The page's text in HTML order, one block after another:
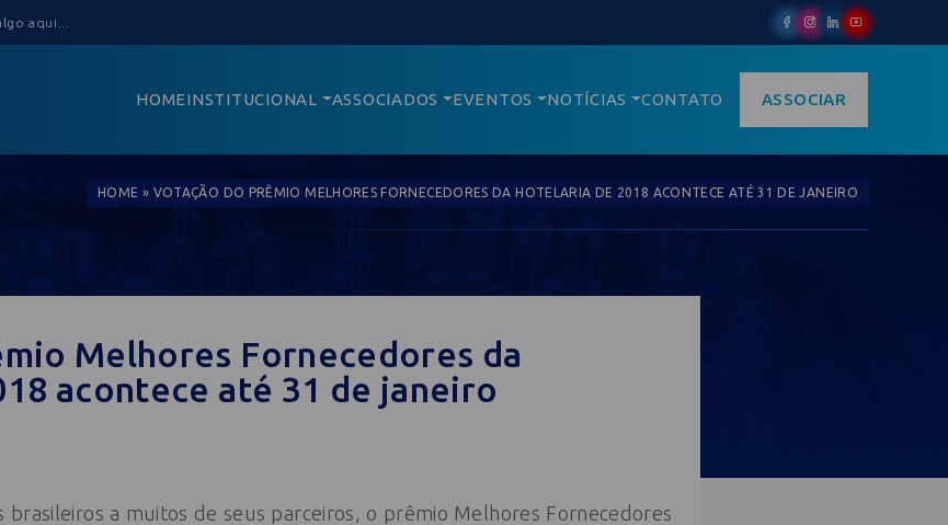
HOMEINSTITUCIONAL ASSOCIADOS EVENTOS NOTÍCIAS CONTATO ASSOCIAR
HOME » VOTAÇÃO DO PRÊMIO MELHORES FORNECEDORES DA HOTELARIA DE 2018 ACONTECE ATÉ 31 DE JANEIRO
Melhores Fornecedores da
acontece até 31 de janeiro
brasileiros a muitos de seus parceiros, o prêmio Melhores Fornecedores